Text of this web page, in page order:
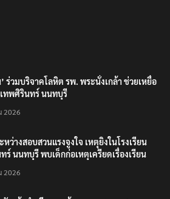
ร่วมบริจาคโลหิต รพ. พระนั่งเกล้า ช่วยเหยื่อ
เทพศิรินทร์ นนทบุรี
2026
หว่างสอบสวนแรงจูงใจ เหตุยิงในโรงเรียน
ร์ นนทบุรี พบเด็กก่อเหตุเครียดเรื่องเรียน
2026